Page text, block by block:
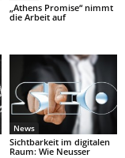
„Athens Promise“ nimmt
die Arbeit auf
News
Sichtbarkeit im digitalen
Raum: Wie Neusser